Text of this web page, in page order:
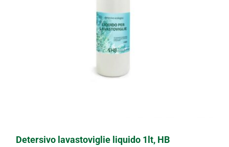
Detersivo lavastoviglie liquido 1lt, HB